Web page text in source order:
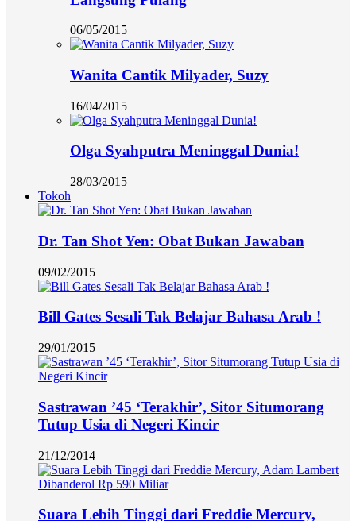
06/05/2015
Wanita Cantik Milyader, Suzy
16/04/2015
Olga Syahputra Meninggal Dunia!
28/03/2015
Tokoh
Dr. Tan Shot Yen: Obat Bukan Jawaban
09/02/2015
Bill Gates Sesali Tak Belajar Bahasa Arab !
29/01/2015
Sastrawan ’45 ‘Terakhir’, Sitor Situmorang
Tutup Usia di Negeri Kincir
21/12/2014
Suara Lebih Tinggi dari Freddie Mercury,